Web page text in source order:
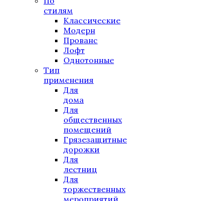
стилям
Классические
Модерн
Прованс
Лофт
Однотонные
Тип
применения
Для
дома
Для
общественных
помещений
Грязезащитные
дорожки
Для
лестниц
Для
торжественных